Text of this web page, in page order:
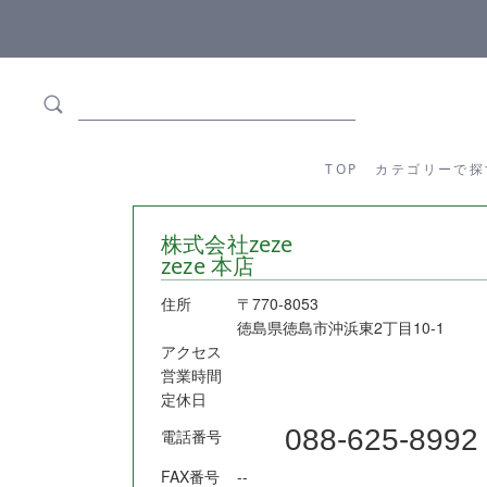
TOP カテゴリーで
株式会社zeze
zeze 本店
住所
〒770-8053
徳島県徳島市沖浜東2丁目10-1
アクセス
営業時間
定休日
電話番号
088-625-8992
FAX番号 --